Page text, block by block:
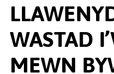
WASTAD
MEWN